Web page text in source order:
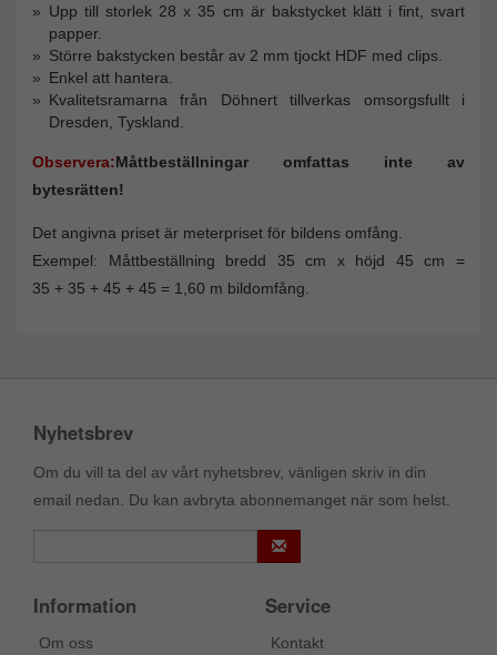
Upp till storlek 28 x 35 cm är bakstycket klätt i fint, svart
papper.
Större bakstycken består av 2 mm tjockt HDF med clips.
Enkel att hantera.
Kvalitetsramarna från Döhnert tillverkas omsorgsfullt i
Dresden, Tyskland.
Observera:Måttbeställningar omfattas inte av
bytesrätten!
Det angivna priset är meterpriset för bildens omfång.
Exempel: Måttbeställning bredd 35 cm x höjd 45 cm =
35 + 35 + 45 + 45 = 1,60 m bildomfång.
Nyhetsbrev
Om du vill ta del av vårt nyhetsbrev, vänligen skriv in din
email nedan. Du kan avbryta abonnemanget när som helst.
Information
Om oss
Service
Kontakt